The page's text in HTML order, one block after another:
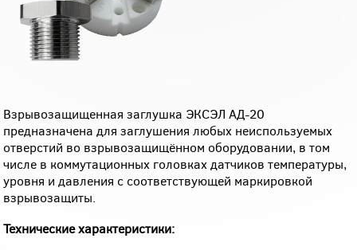
Взрывозащищенная заглушка ЭКСЭЛ АД-20
предназначена для заглушения любых неиспользуемых
отверстий во взрывозащищённом оборудовании, в том
числе в коммутационных головках датчиков температуры,
уровня и давления с соответствующей маркировкой
взрывозащиты.
Технические характеристики: